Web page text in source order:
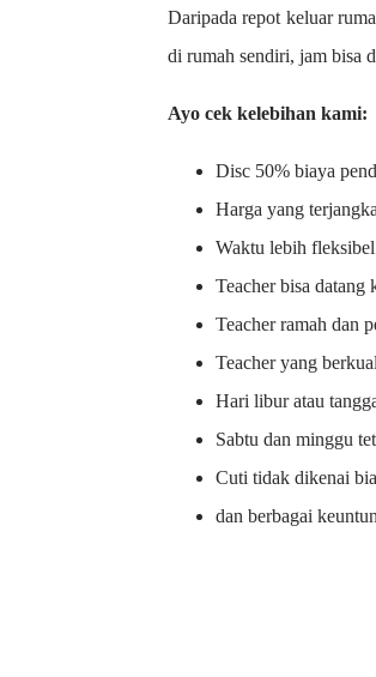
Daripada repot keluar
di rumah sendiri, jam bisa
Ayo cek kelebihan kami:
Disc 50% biaya
Harga yang
Waktu lebih
Teacher bisa datang
Teacher ramah dan
Teacher yang
Hari libur atau
Sabtu dan minggu
Cuti tidak dikenai
dan berbagai